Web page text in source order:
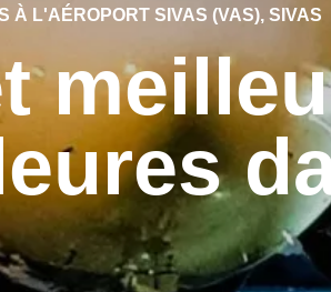
À L'AÉROPORT SIVAS (VAS), SIVAS